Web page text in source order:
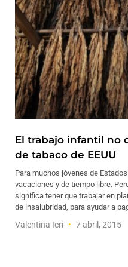
El trabajo infantil no
de tabaco de EEUU
Para muchos jóvenes de
vacaciones y de tiempo libre.
significa tener que trabajar en
de insalubridad, para ayudar a
Valentina Ieri 7 abril, 2015